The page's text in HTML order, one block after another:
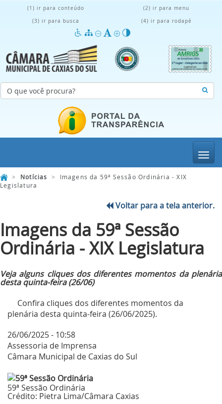
(1) ir para conteúdo
(2) ir para menu
(3) ir para busca
(4) ir para rodapé
> Notícias > Imagens da 59ª Sessão Ordinária - XIX
Legislatura
Voltar para a tela anterior.
Imagens da 59ª Sessão
Ordinária - XIX Legislatura
Veja alguns cliques dos diferentes momentos da plenária
desta quinta-feira (26/06)
Confira cliques dos diferentes momentos da
plenária desta quinta-feira (26/06/2025).
26/06/2025 - 10:58
Assessoria de Imprensa
Câmara Municipal de Caxias do Sul
59ª Sessão Ordinária
Crédito: Pietra Lima/Câmara Caxias